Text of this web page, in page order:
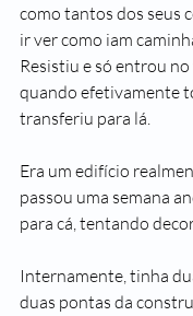
como tantos dos seus
ir ver como iam
Resistiu e só entrou
quando efetivamente
transferiu para lá.
Era um edifício
passou uma semana
para cá, tentando
Internamente, tinha
duas pontas da